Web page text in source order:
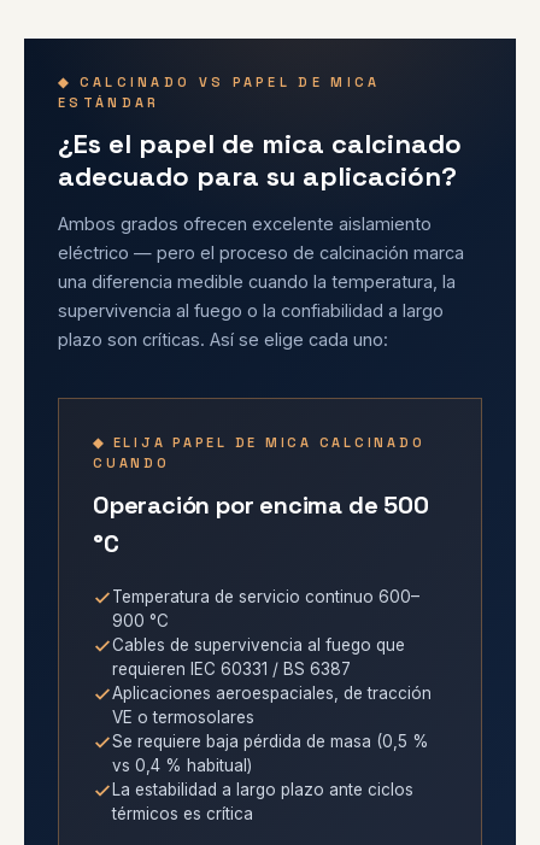
◆ CALCINADO VS PAPEL DE MICA
ESTÁNDAR
¿Es el papel de mica calcinado
adecuado para su aplicación?
Ambos grados ofrecen excelente aislamiento
eléctrico — pero el proceso de calcinación marca
una diferencia medible cuando la temperatura, la
supervivencia al fuego o la confiabilidad a largo
plazo son críticas. Así se elige cada uno:
◆ ELIJA PAPEL DE MICA CALCINADO
CUANDO
Operación por encima de 500
°C
Temperatura de servicio continuo 600–
900 °C
Cables de supervivencia al fuego que
requieren IEC 60331 / BS 6387
Aplicaciones aeroespaciales, de tracción
VE o termosolares
Se requiere baja pérdida de masa (0,5 %
vs 0,4 % habitual)
La estabilidad a largo plazo ante ciclos
térmicos es crítica